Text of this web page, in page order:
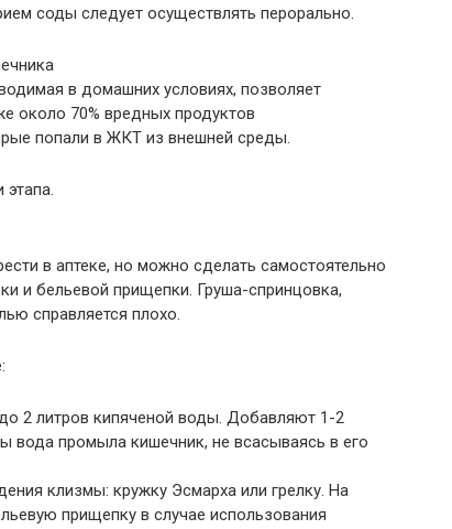
соды следует осуществлять перорально.
в домашних условиях, позволяет
около 70% вредных продуктов
попали в ЖКТ из внешней среды.
этапа.
в аптеке, но можно сделать самостоятельно
и бельевой прищепки. Груша-спринцовка,
справляется плохо.
2 литров кипяченой воды. Добавляют 1-2
вода промыла кишечник, не всасываясь в его
клизмы: кружку Эсмарха или грелку. На
прищепку в случае использования